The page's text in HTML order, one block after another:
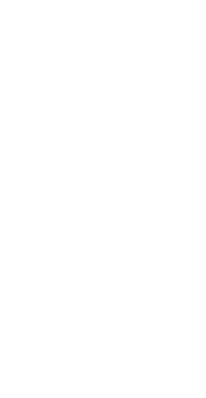
kevad- ja
Run ning
saavad
samas kui
kalapüügi
aastas toimuvad
ja
Maardusse